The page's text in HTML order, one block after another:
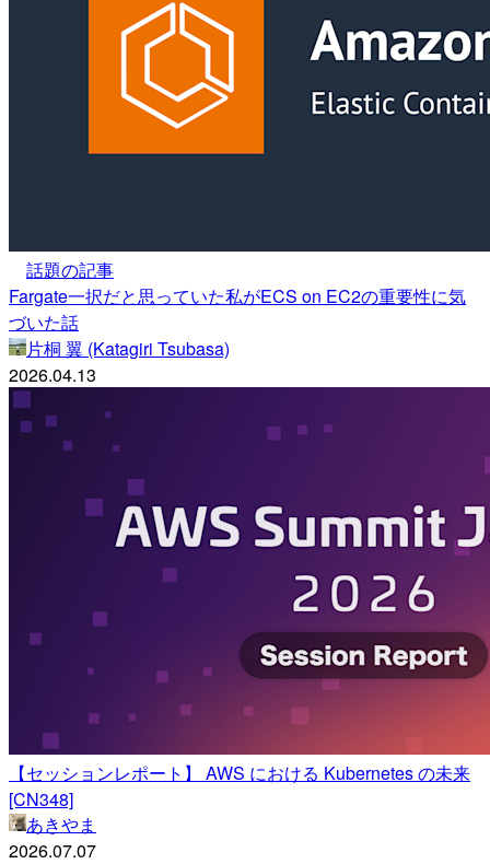
話題の記事
Fargate一択だと思っていた私がECS on EC2の重要性に気
づいた話
片桐 翼 (Katagiri Tsubasa)
2026.04.13
【セッションレポート】 AWS における Kubernetes の未来
[CN348]
あきやま
2026.07.07